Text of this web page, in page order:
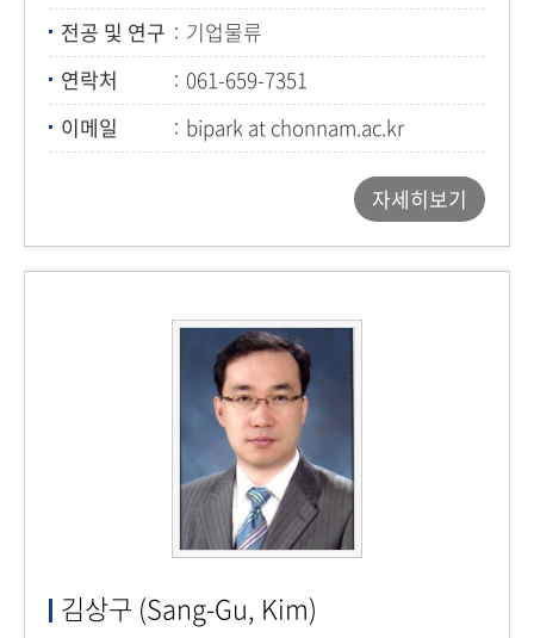
전공 및 연구
기업물류
연락처
061-659-7351
이메일
bipark at chonnam.ac.kr
자세히보기
김상구 (Sang-Gu, Kim)